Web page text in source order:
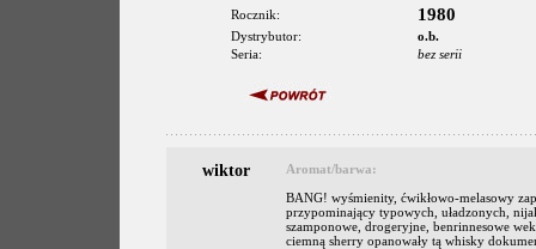
Rocznik:
1980
Dystrybutor:
o.b.
Seria:
bez serii
wiktor
Aromat/barwa:
BANG! wyśmienity, ćwikłowo-melasowy
przypominający typowych, uładzonych,
szamponowe, drogeryjne, benrinnesowe
ciemną sherry opanowały tą whisky